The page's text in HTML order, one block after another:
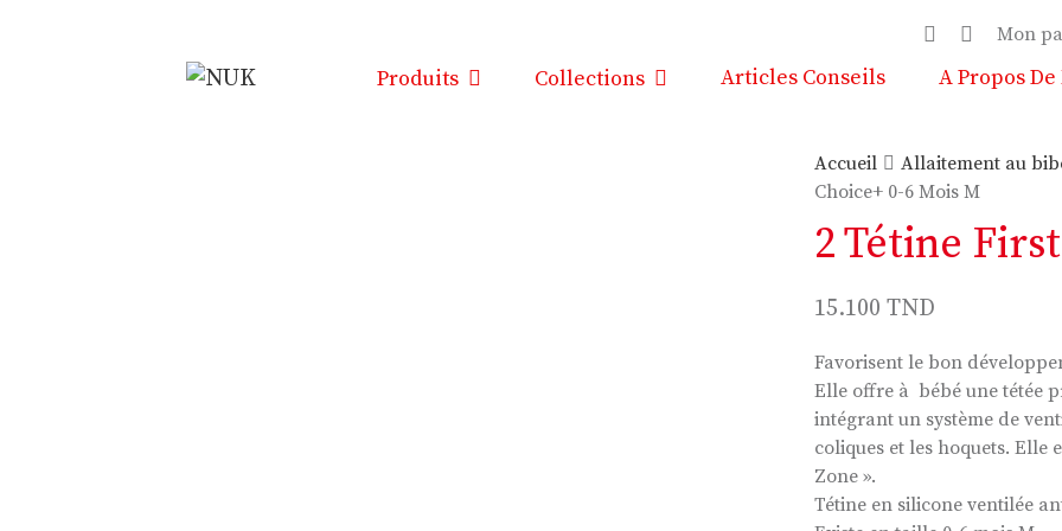
Mon
Produits Collections Articles Conseils A Propos
Accueil
Allaitement au
Choice+ 0-6 Mois M
2 Tétine
15.100 TND
Favorisent le bon
Elle offre à bébé une tétée
intégrant un système de
coliques et les hoquets. Elle
Zone ».
Tétine en silicone ventilée